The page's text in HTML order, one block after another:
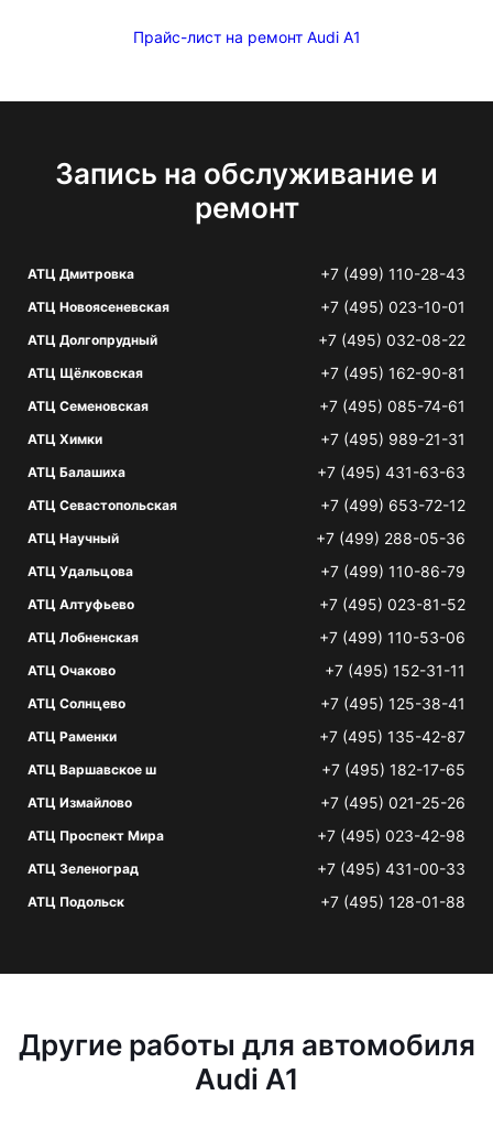
Прайс-лист на ремонт Audi A1
Запись на обслуживание и
ремонт
АТЦ Дмитровка +7 (499) 110-28-43
АТЦ Новоясеневская +7 (495) 023-10-01
АТЦ Долгопрудный +7 (495) 032-08-22
АТЦ Щёлковская +7 (495) 162-90-81
АТЦ Семеновская +7 (495) 085-74-61
АТЦ Химки +7 (495) 989-21-31
АТЦ Балашиха +7 (495) 431-63-63
АТЦ Севастопольская +7 (499) 653-72-12
АТЦ Научный +7 (499) 288-05-36
АТЦ Удальцова +7 (499) 110-86-79
АТЦ Алтуфьево +7 (495) 023-81-52
АТЦ Лобненская +7 (499) 110-53-06
АТЦ Очаково +7 (495) 152-31-11
АТЦ Солнцево +7 (495) 125-38-41
АТЦ Раменки +7 (495) 135-42-87
АТЦ Варшавское ш +7 (495) 182-17-65
АТЦ Измайлово +7 (495) 021-25-26
АТЦ Проспект Мира +7 (495) 023-42-98
АТЦ Зеленоград +7 (495) 431-00-33
АТЦ Подольск +7 (495) 128-01-88
Другие работы для автомобиля
Audi A1